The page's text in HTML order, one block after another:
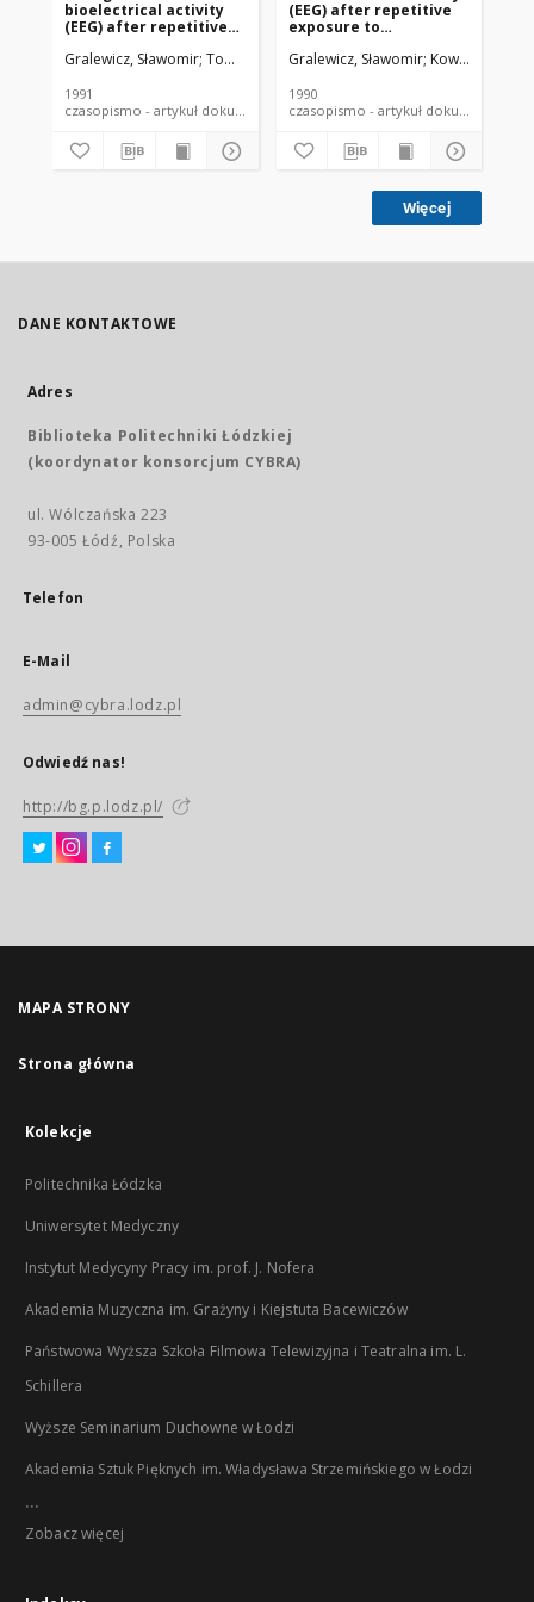
bioelectrical activity
(EEG) after repetitive
organophosphate
Rat
Gralewicz, Sławomir Tomas, Tadeusz Górny, Roman Kowalczyk,
1991
czasopismo - artykuł dokument piśmienniczy
(EEG) after repetitive
exposure to
organophosphate
Rabbit
Gralewicz, Sławomir Kowalczyk,
1990
czasopismo - artykuł
Więcej
DANE KONTAKTOWE
Adres
Biblioteka Politechniki Łódzkiej
(koordynator konsorcjum CYBRA)
ul. Wólczańska 223
93-005 Łódź, Polska
Telefon
E-Mail
admin@cybra.lodz.pl
Odwiedź nas!
http://bg.p.lodz.pl/
MAPA STRONY
Strona główna
Kolekcje
Politechnika Łódzka
Uniwersytet Medyczny
Instytut Medycyny Pracy im. prof. J. Nofera
Akademia Muzyczna im. Grażyny i Kiejstuta Bacewiczów
Państwowa Wyższa Szkoła Filmowa Telewizyjna i Teatralna im. L.
Schillera
Wyższe Seminarium Duchowne w Łodzi
Akademia Sztuk Pięknych im. Władysława Strzemińskiego w Łodzi
...
Zobacz więcej